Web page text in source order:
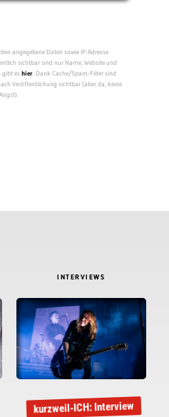
angegebene Daten sowie IP-Adresse
sichtbar sind nur Name, Website und
gibt eshier. Dank Cache/Spam-Filter sind
Veröffentlichung sichtbar (aber da, keine
Angst).
INTERVIEWS
kurzweil-ICH: Interview